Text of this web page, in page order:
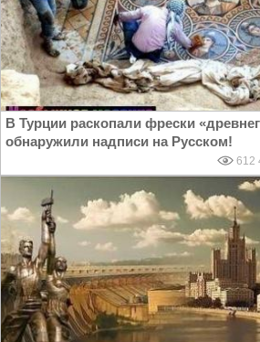
В Турции раскопали фрески
обнаружили надписи на Русском!
612